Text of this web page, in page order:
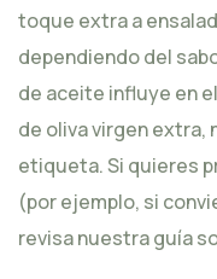
toque extra a
dependiendo del
de aceite influye en
de oliva virgen extra,
etiqueta. Si quieres
(por ejemplo, si
revisa nuestraguía